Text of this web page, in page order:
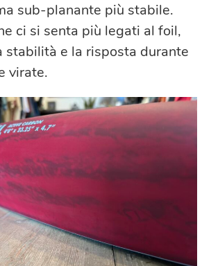
sub-planante più stabile.
ci si senta più legati al foil,
stabilità e la risposta durante
virate.